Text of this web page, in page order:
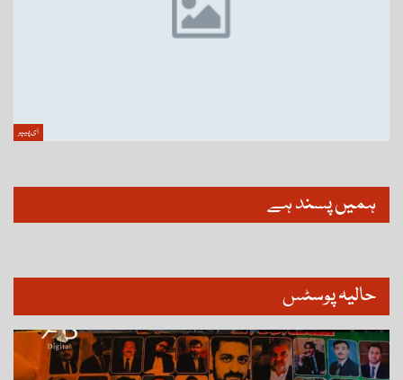
ای پیپر
ہمیں پسند ہے
حالیہ پوسٹس